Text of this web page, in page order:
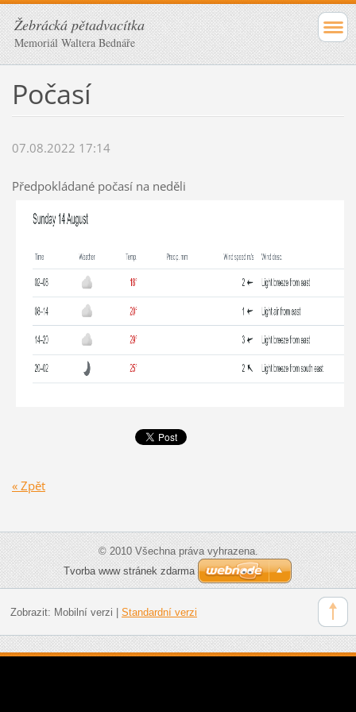
Žebrácká pětadvacítka
Memoriál Waltera Bednáře
Počasí
07.08.2022 17:14
Předpokládané počasí na neděli
« Zpět
© 2010 Všechna práva vyhrazena.
Tvorba www stránek zdarma
Zobrazit: Mobilní verzi Standardní verzi